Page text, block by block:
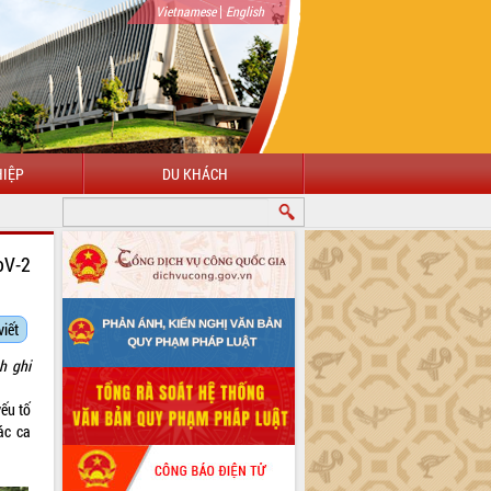
Vietnamese| English
DU KHÁCH
2
ghi
tố
ca